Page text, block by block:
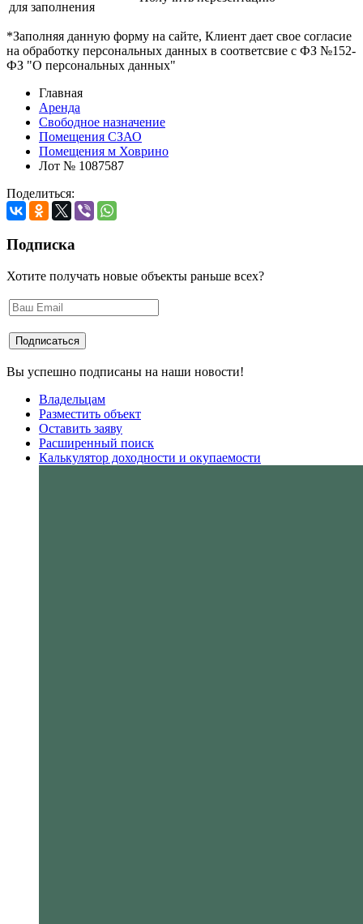
для заполнения
*Заполняя данную форму на сайте, Клиент дает свое согласие
на обработку персональных данных в соответсвие с ФЗ №152-
ФЗ "О персональных данных"
Главная
Аренда
Свободное назначение
Помещения СЗАО
Помещения м Ховрино
Лот № 1087587
Поделиться:
Подписка
Хотите получать новые объекты раньше всех?
Вы успешно подписаны на наши новости!
Владельцам
Разместить объект
Оставить заяву
Расширенный поиск
Калькулятор доходности и окупаемости